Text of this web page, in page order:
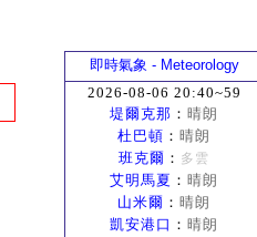
即時氣象 - Meteorology
2026-08-06 20:40~59
堤爾克那 ： 晴朗
杜巴頓 ： 晴朗
班克爾 ： 多雲
艾明馬夏 ： 晴朗
山米爾 ： 晴朗
凱安港口 ： 晴朗